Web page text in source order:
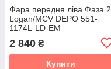
Фара передня ліва Фаза 2
Logan/MCV DEPO 551-
1174L-LD-EM
2 840 ₴
Купити